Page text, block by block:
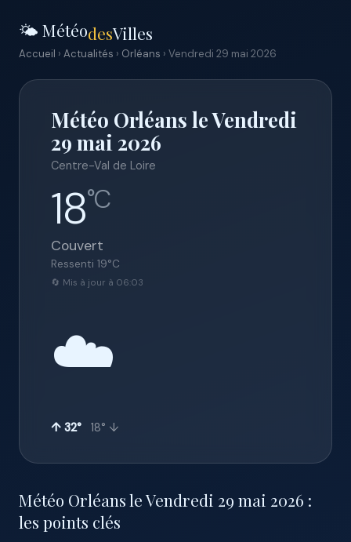
🌤️ MétéodesVilles
Accueil › Actualités › Orléans › Vendredi 29 mai 2026
Météo Orléans le Vendredi
29 mai 2026
Centre-Val de Loire
18°C
Couvert
Ressenti 19°C
🔄 Mis à jour à 06:03
☁️
↑ 32° 18° ↓
Météo Orléans le Vendredi 29 mai 2026 :
les points clés